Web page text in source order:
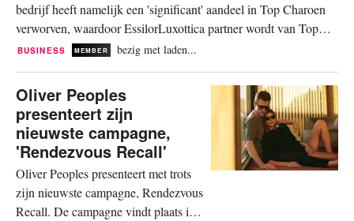
bedrijf heeft namelijk een 'significant' aandeel in Top Charoen
verworven, waardoor EssilorLuxottica partner wordt van Top
Charoen. De transactie, waarvan de financiële details niet
tussen de twee bedrijven. “De samenwerking...
BUSINESS MEMBER bezig met laden...
Oliver Peoples
presenteert zijn
nieuwste campagne,
'Rendezvous Recall'
Oliver Peoples presenteert met trots
zijn nieuwste campagne, Rendezvous
Recall. De campagne vindt plaats in